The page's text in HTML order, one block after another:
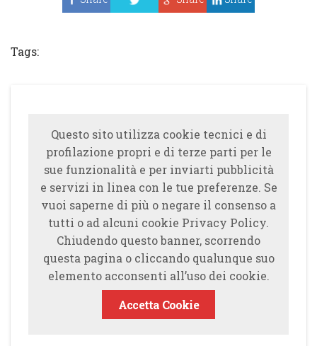
Tags:
Questo sito utilizza cookie tecnici e di
profilazione propri e di terze parti per le
sue funzionalità e per inviarti pubblicità
e servizi in linea con le tue preferenze. Se
vuoi saperne di più o negare il consenso a
tutti o ad alcuni cookie Privacy Policy.
Chiudendo questo banner, scorrendo
questa pagina o cliccando qualunque suo
elemento acconsenti all’uso dei cookie.
Accetta Cookie